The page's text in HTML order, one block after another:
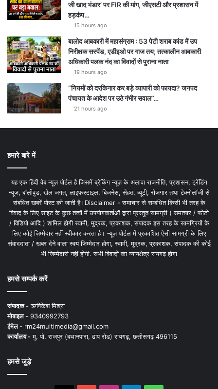
जी खाद भंडार’ पर FIR की मांग, जीएसटी और प्रशासन में
हड़कंप…
15 hours ago
बालोद आबकारी में महासंग्राम : 53 पेटी शराब कांड में उप
निरीक्षक सस्पेंड, एडीइओ पर गाज तय; तत्कालीन आबकारी
अधिकारी पलक नंद का विवादों से पुराना नाता
19 hours ago
“नियमों को दरकिनार कर बड़े व्यापारी को फायदा? जनपद
पंचायत के आदेश पर उठे गंभीर सवाल”…
21 hours ago
हमारे बारे में
यह एक हिंदी वेब न्यूज़ पोर्टल है जिसमें ब्रेकिंग न्यूज़ के अलावा राजनीति, प्रशासन, ट्रेंडिंग
न्यूज, बॉलीवुड, खेल जगत, लाइफस्टाइल, बिजनेस, सेहत, ब्यूटी, रोजगार तथा टेक्नोलॉजी से
संबंधित खबरें पोस्ट की जाती है।Disclaimer - समाचार से सम्बंधित किसी भी तरह के
विवाद के लिए साइट के कुछ तत्वों में उपयोगकर्ताओं द्वारा प्रस्तुत सामग्री ( समाचार / फोटो
/ विडियो आदि ) शामिल होगी स्वामी, मुद्रक, प्रकाशक, संपादक इस तरह के सामग्रियों के
लिए कोई ज़िम्मेदार नहीं स्वीकार करता है। न्यूज़ पोर्टल में प्रकाशित ऐसी सामग्री के लिए
संवाददाता / खबर देने वाला स्वयं जिम्मेदार होगा, स्वामी, मुद्रक, प्रकाशक, संपादक की कोई
भी जिम्मेदारी नहीं होगी. सभी विवादों का न्यायक्षेत्र रायगढ़ होगा
हमसे सम्पर्क करें
संपादक -ऋषिकेश मिश्रा
मोबाइल - 9340992793
ईमेल - rm24multimedia@gmail.com
कार्यालय -मु. पो. राजपुर (बथानपारा, ढाप रोड) रायगढ़, छत्तीसगढ़ 496115
हमसे जुड़े